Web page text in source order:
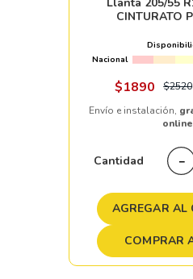
CINTURATO
Nacional
$1890 $2520
Envío e instalación,
online
Cantidad －
AGREGAR AL
COMPRAR